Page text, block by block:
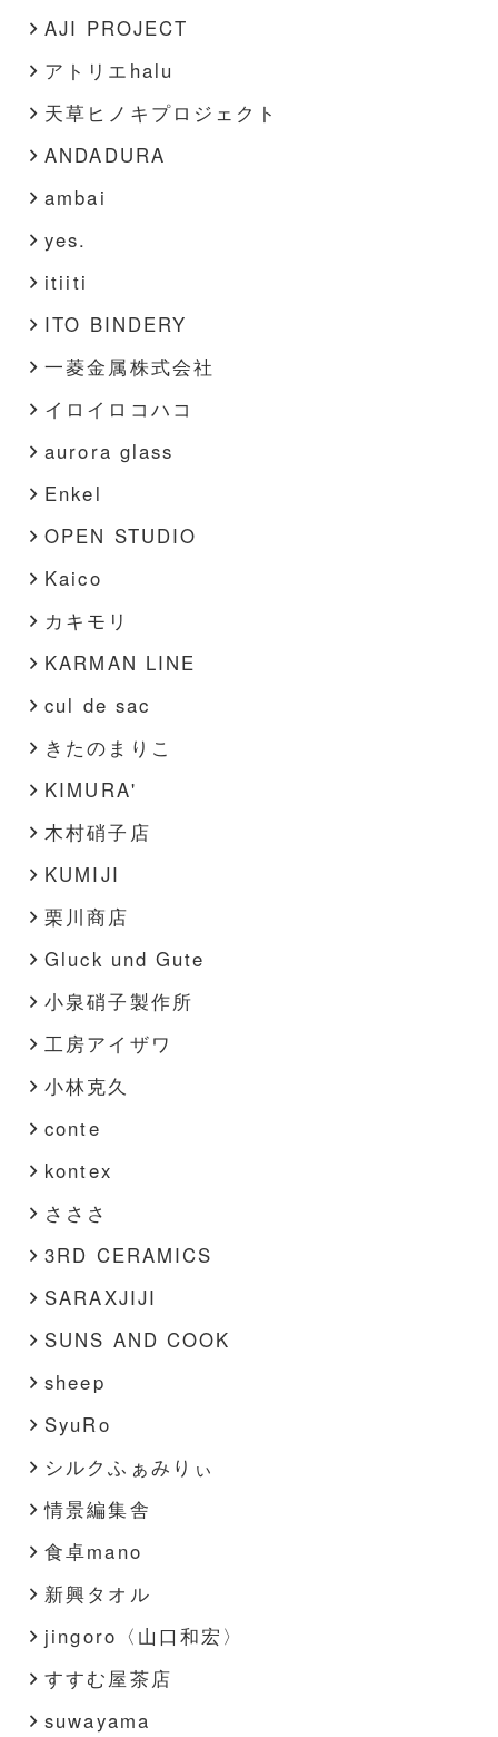
AJI PROJECT
アトリエhalu
天草ヒノキプロジェクト
ANDADURA
ambai
yes.
itiiti
ITO BINDERY
一菱金属株式会社
イロイロコハコ
aurora glass
Enkel
OPEN STUDIO
Kaico
カキモリ
KARMAN LINE
cul de sac
きたのまりこ
KIMURA'
木村硝子店
KUMIJI
栗川商店
Gluck und Gute
小泉硝子製作所
工房アイザワ
小林克久
conte
kontex
さささ
3RD CERAMICS
SARAXJIJI
SUNS AND COOK
sheep
SyuRo
シルクふぁみりぃ
情景編集舎
食卓mano
新興タオル
jingoro〈山口和宏〉
すすむ屋茶店
suwayama